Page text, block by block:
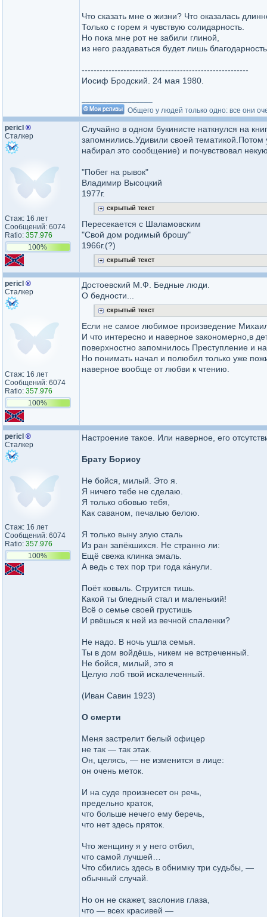
Что сказать мне о жизни? Что оказалась
Только с горем я чувствую солидарность.
Но пока мне рот не забили глиной,
из него раздаваться будет лишь
--------------------------------------------------------
Иосиф Бродский. 24 мая 1980.
Общего у людей только одно: все они
pericl ®
Сталкер
Стаж: 16 лет
Сообщений: 6074
Ratio: 357.976
100%
Случайно в одном букинисте наткнулся на
запомнились.Удивили своей
набирал это сообщение) и почувствовал
"Побег на рывок"
Владимир Высоцкий
1977г.
скрытый текст
Пересекается с Шаламовским
"Свой дом родимый брошу"
1966г.(?)
скрытый текст
pericl ®
Сталкер
Стаж: 16 лет
Сообщений: 6074
Ratio: 357.976
100%
Достоевский М.Ф. Бедные люди.
О бедности...
скрытый текст
Если не самое любимое произведение
И что интересно и наверное закономерно,в
поверхностно запомнилось Преступление и
Но понимать начал и полюбил только уже
наверное вообще от любви к чтению.
pericl ®
Сталкер
Стаж: 16 лет
Сообщений: 6074
Ratio: 357.976
100%
Настроение такое. Или наверное, его
Брату Борису
Не бойся, милый. Это я.
Я ничего тебе не сделаю.
Я только обовью тебя,
Как саваном, печалью белою.
Я только выну злую сталь
Из ран запёкшихся. Не странно ли:
Ещё свежа клинка эмаль.
А ведь с тех пор три года ка́нули.
Поёт ковыль. Струится тишь.
Какой ты бледный стал и маленький!
Всё о семье своей грустишь
И рвёшься к ней из вечной спаленки?
Не надо. В ночь ушла семья.
Ты в дом войдёшь, никем не встреченный.
Не бойся, милый, это я
Целую лоб твой искалеченный.
(Иван Савин 1923)
О смерти
Меня застрелит белый офицер
не так — так этак.
Он, целясь, — не изменится в лице:
он очень меток.
И на суде произнесет он речь,
предельно краток,
что больше нечего ему беречь,
что нет здесь пряток.
Что женщину я у него отбил,
что самой лучшей…
Что сбились здесь в обнимку три судьбы, —
обычный случай.
Но он не скажет, заслонив глаза,
что — всех красивей —